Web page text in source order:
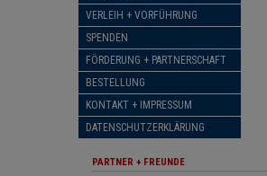
VERLEIH + VORFÜHRUNG
SPENDEN
FÖRDERUNG + PARTNERSCHAFT
BESTELLUNG
KONTAKT + IMPRESSUM
DATENSCHUTZERKLÄRUNG
PARTNER + FREUNDE